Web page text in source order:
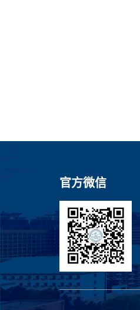
官方微信